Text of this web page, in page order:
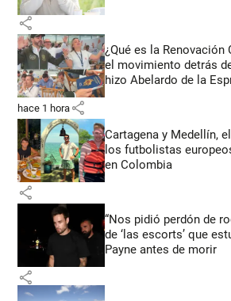
share
¿Qué es la
el movimiento detrás
hizo Abelardo de la
hace 1 hora share
Cartagena y Medellín,
los futbolistas
en Colombia
share
“Nos pidió perdón de
de ‘las escorts’ que
Payne antes de morir
share